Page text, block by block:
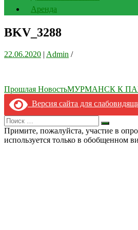
Аренда
BKV_3288
22.06.2020 | Admin /
Навигация
по
записям
Прошлая НовостьМУРМАНСК К
Версия сайта для
Search
for:
Искать
Примите, пожалуйста, участие в
используется только в обобщенном